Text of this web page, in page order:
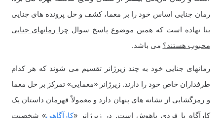
رمان جنایی اساس خود را بر معما، کشف و حل پرونده های جنایی
بنا نهاده است که همین موضوع پاسخ سوال چرا رمانهای جنایی
محبوب هستند؟ می باشد.
رمانهای جنایی خود به چند زیرژانر تقسیم می شوند که هر کدام
طرفداران خاص خود را دارند. زیرژانر «معمایی» تمرکز بر حل معما
و رمزگشایی از نشانه های پنهان دارد و معمولاً قهرمان داستان یک
کارآگاه یا فردی باهوش است. در زیرژانر «کارآگاهی» شخصیت